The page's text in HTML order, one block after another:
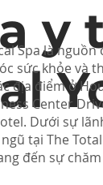
y
Spa là nguồn
sức khỏe và
địa điểm ở
Center
Dưới sự
tại The
đến sự